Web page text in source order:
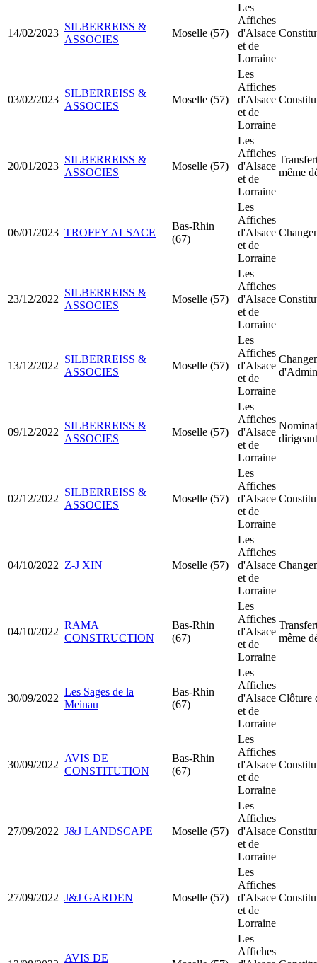
14/02/2023
SILBERREISS &
ASSOCIES
Moselle (57)
Les
Affiches
d'Alsace
et de
Lorraine
03/02/2023
SILBERREISS &
ASSOCIES
Moselle (57)
Les
Affiches
d'Alsace
et de
Lorraine
20/01/2023
SILBERREISS &
ASSOCIES
Moselle (57)
Les
Affiches
d'Alsace
et de
Lorraine
même
06/01/2023 TROFFY ALSACE
Bas-Rhin
(67)
Les
Affiches
d'Alsace
et de
Lorraine
23/12/2022
SILBERREISS &
ASSOCIES
Moselle (57)
Les
Affiches
d'Alsace
et de
Lorraine
13/12/2022
SILBERREISS &
ASSOCIES
Moselle (57)
Les
Affiches
d'Alsace
et de
Lorraine
09/12/2022
SILBERREISS &
ASSOCIES
Moselle (57)
Les
Affiches
d'Alsace
et de
Lorraine
02/12/2022
SILBERREISS &
ASSOCIES
Moselle (57)
Les
Affiches
d'Alsace
et de
Lorraine
04/10/2022 Z-J XIN Moselle (57)
Les
Affiches
d'Alsace
et de
Lorraine
04/10/2022
RAMA
CONSTRUCTION
Bas-Rhin
(67)
Les
Affiches
d'Alsace
et de
Lorraine
même
30/09/2022
Les Sages de la
Meinau
Bas-Rhin
(67)
Les
Affiches
d'Alsace
et de
Lorraine
Clôture
30/09/2022
AVIS DE
CONSTITUTION
Bas-Rhin
(67)
Les
Affiches
d'Alsace
et de
Lorraine
27/09/2022 J&J LANDSCAPE Moselle (57)
Les
Affiches
d'Alsace
et de
Lorraine
27/09/2022 J&J GARDEN Moselle (57)
Les
Affiches
d'Alsace
et de
Lorraine
AVIS DE
Les
Affiches